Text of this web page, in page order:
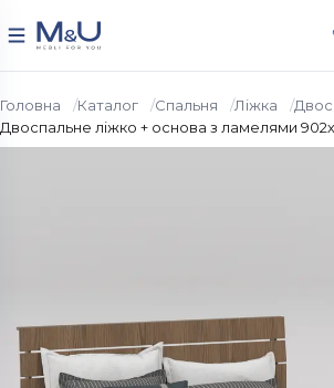
Меню
Головна Каталог Спальня Ліжка
Двоспальне ліжко + основа з ламелями